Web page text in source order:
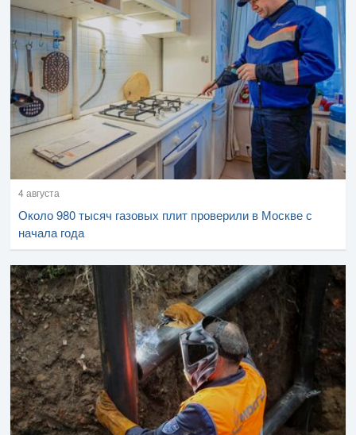
4 августа
Около 980 тысяч газовых плит проверили в Москве с
начала года